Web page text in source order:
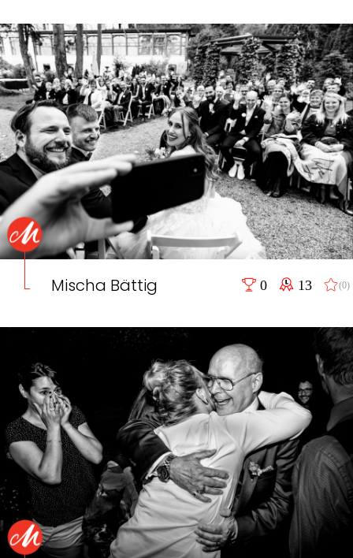
Mischa Bättig 0 13 (0)